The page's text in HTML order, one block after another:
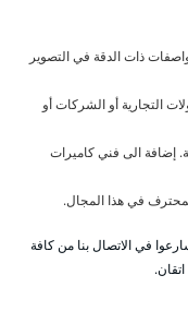
ذات الدقة في التصوير
التجارية أو الشركات أو
إضافة الى فني كاميرات
في هذا المجال.
في الاتصال بنا من كافة